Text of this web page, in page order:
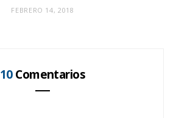
FEBRERO 14, 2018
10Comentarios